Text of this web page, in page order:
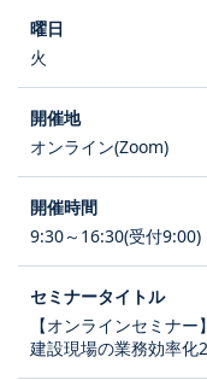
火
オンライン(Zoom)
9:30～16:30(受付9:00)
【オンラインセミナ
建設現場の業務効率化